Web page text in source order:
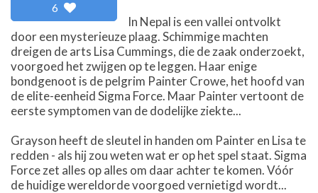
6
In Nepal is een vallei ontvolkt
door een mysterieuze plaag. Schimmige machten
dreigen de arts Lisa Cummings, die de zaak onderzoekt,
voorgoed het zwijgen op te leggen. Haar enige
bondgenoot is de pelgrim Painter Crowe, het hoofd van
de elite-eenheid Sigma Force. Maar Painter vertoont de
eerste symptomen van de dodelijke ziekte...
Grayson heeft de sleutel in handen om Painter en Lisa te
redden - als hij zou weten wat er op het spel staat. Sigma
Force zet alles op alles om daar achter te komen. Vóór
de huidige wereldorde voorgoed vernietigd wordt...